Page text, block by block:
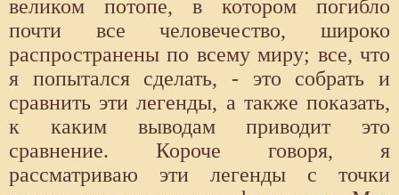
великом потопе, в котором погибло
почти все человечество, широко
распространены по всему миру; все, что
я попытался сделать, - это собрать и
сравнить эти легенды, а также показать,
к каким выводам приводит это
сравнение. Короче говоря, я
рассматриваю эти легенды с точки